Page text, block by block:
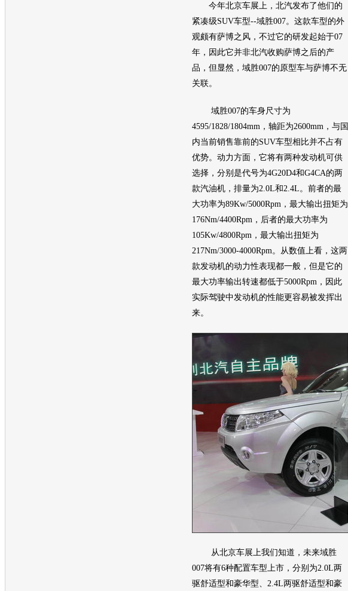
今年北京车展 上，北汽发布了他们的
紧凑级SUV车型--域胜007。这款车型的外
观颇有萨博之风，不过它的研发起始于07
年，因此它并非北汽收购萨博之后的产
品，但显然， 域胜007的原型车与萨博不无
关联。
域胜007的车身尺寸为
4595/1828/1804mm，轴距为2600mm，与国
内当前销售靠前的SUV车型相比并不占有
优势。动力方面，它将有两种发动机可供
选择，分别是代号为4G20D4和G4CA的两
款汽油机，排量为2.0L和2.4L。前者的最
大功率为89Kw/5000Rpm，最大输出扭矩为
176Nm/4400Rpm，后者的最大功率为
105Kw/4800Rpm，最大输出扭矩为
217Nm/3000-4000Rpm。从数值上看，这两
款发动机的动力性表现都一般，但是它的
最大功率输出转速都低于5000Rpm，因此
实际驾驶中发动机的性能更容易被发挥出
来。
从北京车展 上我们知道，未来域胜
007将有6种配置车型上市，分别为2.0L两
驱舒适型和豪华型、2.4L两驱舒适型和豪